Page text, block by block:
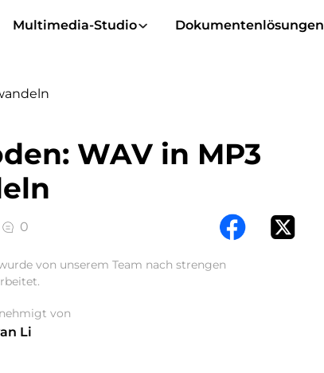
Multimedia-Studio Dokumentenlösungen
WAV in MP3
0
von unserem Team nach strengen
von
Li